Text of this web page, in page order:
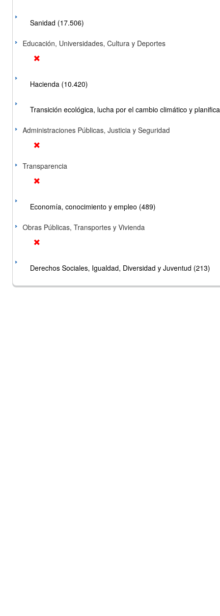
Sanidad (17.506)
Educación, Universidades, Cultura y Deportes
Hacienda (10.420)
Transición ecológica, lucha por el cambio climático y
Administraciones Públicas, Justicia y Seguridad
Transparencia
Economía, conocimiento y empleo (489)
Obras Públicas, Transportes y Vivienda
Derechos Sociales, Igualdad, Diversidad y Juventud (213)